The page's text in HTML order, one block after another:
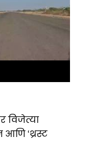
विजेत्या
‘थ्रस्ट